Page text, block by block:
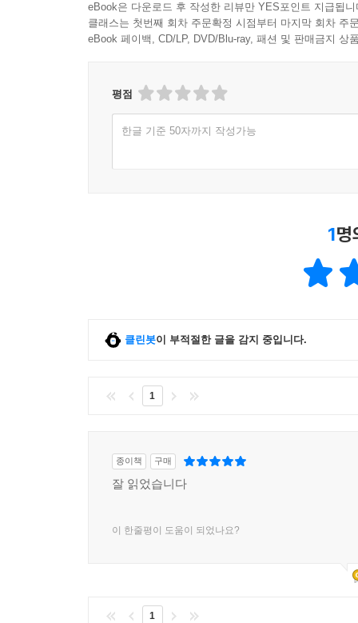
마 그들 스스로도 이해하기 어려운 이유 때문에
이었다.
이 노래가 흘러나올 때마다 항상 나는 그 노래가
생하게 느낀다. 그해와 나 사이에는 아무런 거리
복도에서 우리를 기다리던 눈이 멀고 다리가 보
2010년 7월 초, 나는 밥 말리의 첫 밴드였던 웨일
누군지 모른다면─이 글을 읽는 이들 가운데 상
는 게 어처구니없게 들릴 것이다. 어떤 경우가 됐
(…) 킹스턴에서는, 십 년 동안, 밥 말리 앤드 더
못할 사람들이 꽤 나왔다. (…) 그들 대다수는 같
그리고 부분적으로는 당신이 듣고 있는 이 갈망,
그것이 영혼의 음악이기 때문이다. 그것이 이 음
만들어진 게 아니라, 저 안으로부터 나오는 영적인
기 때문에 이런 주제에 걸맞은 사람이라고 생각
구체로부터 멀리 떨어져 있는 우주가 아무런 감
eBook은 다운로드 후 작성한 리뷰만 YES포인트 지급됩니
클래스는 첫번째 회차 주문확정 시점부터 마지막 회차 주
eBook 페이백, CD/LP, DVD/Blu-ray, 패션 및 판매금지 상
평점
한글 기준 50자까지 작성가능
1명
클린봇이 부적절한 글을 감지 중입니다.
1
종이책 구매
잘 읽었습니다
이 한줄평이 도움이 되었나요?
1